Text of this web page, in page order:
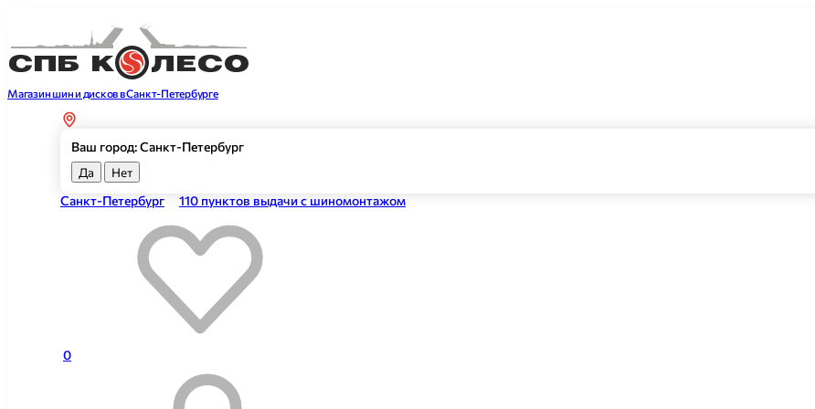
Магазин шин и дисков в Санкт-Петербурге
Ваш город: Санкт-Петербург
Да
Нет
Санкт-Петербург
110 пунктов выдачи с шиномонтажом
0